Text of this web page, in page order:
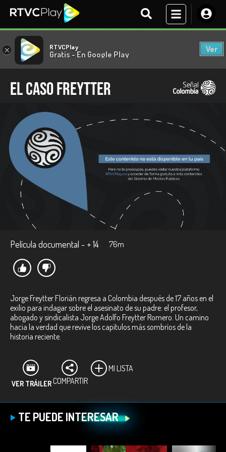
× RTVCPlay
Gratis - En Google Play
Ver
El caso Freytter
Película documental - + 14 76m
Jorge Freytter Florián regresa a Colombia después de 17 años en el
exilio para indagar sobre el asesinato de su padre: el profesor,
abogado y sindicalista Jorge Adolfo Freytter Romero. Un camino
hacia la verdad que revive los capítulos más sombríos de la
historia reciente.
VER TRÁILERCOMPARTIR
MI LISTA
TE PUEDE INTERESAR